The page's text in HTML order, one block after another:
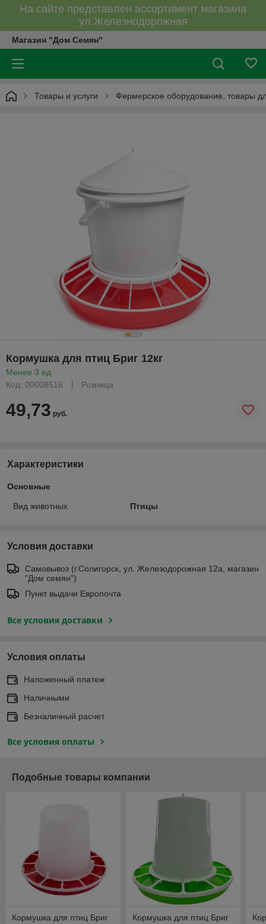
На сайте представлен ассортимент магазина
ул.Железнодорожная
Магазин "Дом Семян"
Товары и услуги Фермерское оборудование, товары
Кормушка для птиц Бриг 12кг
Менее 3 ед.
Код: 00008516
Розница
49,73 руб.
Характеристики
Основные
Вид животных Птицы
Условия доставки
Самовывоз (г.Солигорск, ул. Железодорожная 12а, магазин
"Дом семян")
Пункт выдачи Европочта
Все условия доставки
Условия оплаты
Наложенный платеж
Наличными
Безналичный расчет
Все условия оплаты
Подобные товары компании
Кормушка для птиц Бриг
Кормушка для птиц Бриг